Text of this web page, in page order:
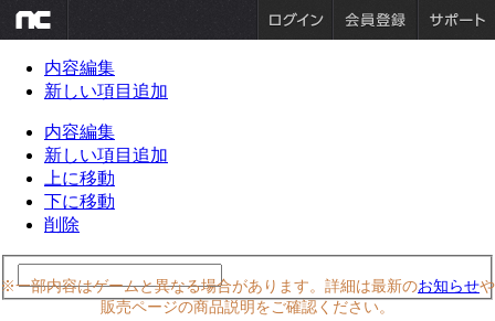
内容編集
新しい項目追加
内容編集
新しい項目追加
上に移動
下に移動
削除
※一部内容はゲームと異なる場合があります。詳細は最新のお知らせや
販売ページの商品説明をご確認ください。